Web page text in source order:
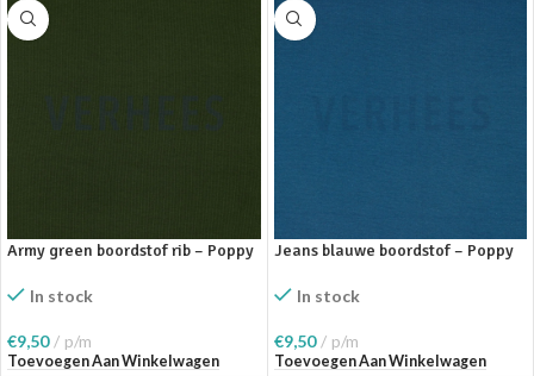
Army green boordstof rib – Poppy
In stock
€9,50 p/m
Toevoegen Aan Winkelwagen
Jeans blauwe boordstof – Poppy
In stock
€9,50 p/m
Toevoegen Aan Winkelwagen